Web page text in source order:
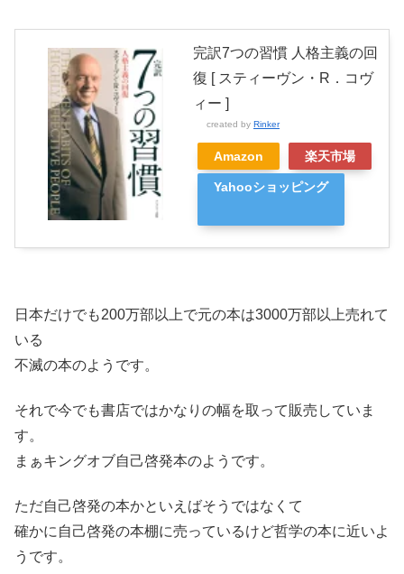
完訳7つの習慣 人格主義の回
復 [ スティーヴン・R．コヴ
ィー ]
created by Rinker
Amazon 楽天市場
Yahooショッピング
日本だけでも200万部以上で元の本は3000万部以上売れて
いる
不滅の本のようです。
それで今でも書店ではかなりの幅を取って販売していま
す。
まぁキングオブ自己啓発本のようです。
ただ自己啓発の本かといえばそうではなくて
確かに自己啓発の本棚に売っているけど哲学の本に近いよ
うです。